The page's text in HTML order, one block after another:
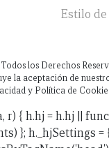
Estilo
los Derechos
la aceptación de
y Política de
r) { h.hj = h.hj ||
}; h._hjSettings =